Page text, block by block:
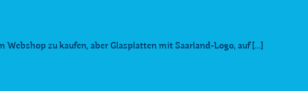
Webshop zu kaufen, aber Glasplatten mit Saarland-Logo, auf [...]